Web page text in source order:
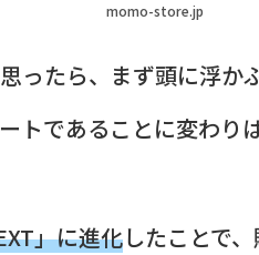
momo-store.jp
ったら、まず頭に浮か
トであることに変わり
」に進化したことで